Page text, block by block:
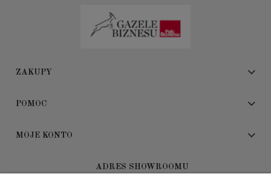
ZAKUPY
POMOC
MOJE KONTO
ADRES SHOWROOMU